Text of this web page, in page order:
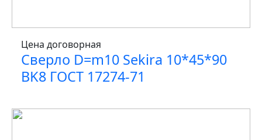
Цена договорная
Сверло D=m10 Sekira 10*45*90
BK8 ГОСТ 17274-71